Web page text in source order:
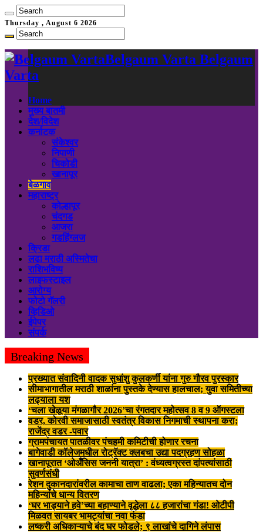
Thursday , August 6 2026
Belgaum Varta Belgaum
Varta
Home
मुख्य बातमी
देश/विदेश
कर्नाटक
संकेश्वर
निपाणी
चिकोडी
खानापूर
बेळगाव
महाराष्ट्र
कोल्हापूर
चंदगड
आजरा
गडहिंग्लज
क्रिडा
लढा मराठी अस्मितेचा
राशिभविष्य
लाइफस्टाइल
आरोग्य
फोटो गॅलरी
व्हिडिओ
ईपेपर
संपर्क
Breaking News
प्रख्यात संवादिनी वादक सुधांशु कुलकर्णी यांना गुरु गौरव पुरस्कार
सीमाभागातील मराठी शाळांना पुस्तके देण्यास हालचाल; युवा समितीच्या
लढ्याला यश
‘चला खेळूया मंगळागौर 2026’चा रंगतदार महोत्सव 8 व 9 ऑगस्टला
वडर, कोरवी समाजासाठी स्वतंत्र विकास निगमाची स्थापना करा;
राजेंद्र वडर -पवार
ग्रामपंचायत पातळीवर पंचहमी कमिटीची होणार रचना
बागेवाडी कॉलेजमधील रोट्रॅक्ट क्लबचा उद्या पदग्रहण सोहळा
खानापूरात ‘ओअँसिस जननी यात्रा’ : वंध्यत्वग्रस्त दांपत्यांसाठी
सुवर्णसंधी
रेशन दुकानदारांवरील कामाचा ताण वाढला; एका महिन्यातच दोन
महिन्यांचे धान्य वितरण
‘घर भाड्याने हवे’च्या बहाण्याने वृद्धेला ८८ हजारांचा गंडा! ओटीपी
मिळवत सायबर भामट्यांचा नवा फंडा
लष्करी अधिकाऱ्याचे बंद घर फोडले; ९ लाखांचे दागिने लंपास